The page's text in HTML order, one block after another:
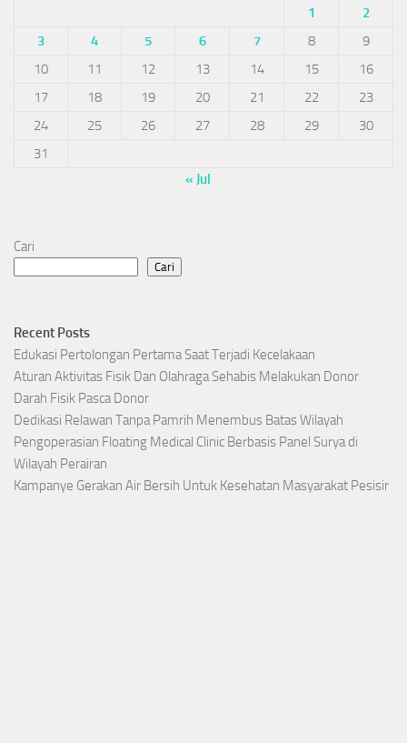
1
2
3
4 5 6 7 8
9
10
11 12 13 14 15
16
17
18 19 20 21 22
23
24
25 26 27 28 29
30
31
« Jul
Cari
Cari
Recent Posts
Edukasi Pertolongan Pertama Saat Terjadi Kecelakaan
Aturan Aktivitas Fisik Dan Olahraga Sehabis Melakukan Donor
Darah Fisik Pasca Donor
Dedikasi Relawan Tanpa Pamrih Menembus Batas Wilayah
Pengoperasian Floating Medical Clinic Berbasis Panel Surya di
Wilayah Perairan
Kampanye Gerakan Air Bersih Untuk Kesehatan Masyarakat Pesisir